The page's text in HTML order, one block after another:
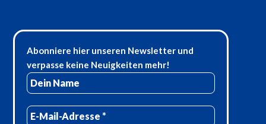
Abonniere hier unseren Newsletter und
verpasse keine Neuigkeiten mehr!